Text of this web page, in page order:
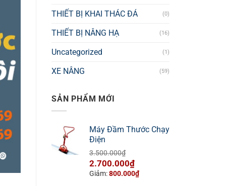
THIẾT BỊ KHAI THÁC ĐÁ (0)
THIẾT BỊ NÂNG HẠ (16)
Uncategorized (1)
XE NÂNG (59)
SẢN PHẨM MỚI
Máy Đầm Thước Chạy
Điện
3.500.000₫
Giá
gốc
2.700.000₫Giá
hiện
Giảm:800.000₫